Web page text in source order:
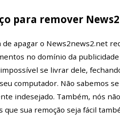
para remover
de apagar o News2news2.net
no domínio da
se livrar dele,
computador. Não sabemos
indesejado. Também, nós
que sua remoção seja fácil